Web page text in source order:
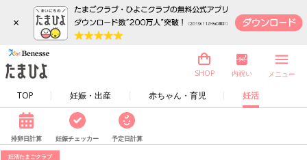
×
TOP 妊娠・出産 赤ちゃん・育児 妊活
SHOP 内祝い メニュー
排卵日計算 妊娠チェッカー 予定日計算
妊活たまごクラブ